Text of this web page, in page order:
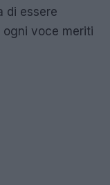
di essere
voce meriti